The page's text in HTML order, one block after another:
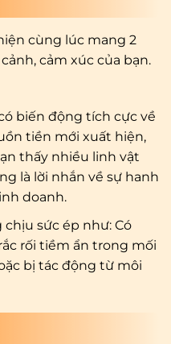
cùng lúc mang 2
cảm xúc của bạn.
biến động tích cực về
tiền mới xuất hiện,
thấy nhiều linh vật
là lời nhắn về sự hanh
doanh.
sức ép như: Có
rối tiềm ẩn trong mối
bị tác động từ môi